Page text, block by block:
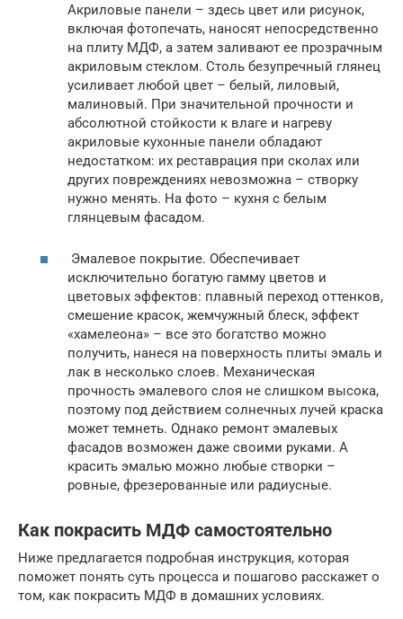
Акриловые панели – здесь цвет или рисунок,
включая фотопечать, наносят непосредственно
на плиту МДФ, а затем заливают ее прозрачным
акриловым стеклом. Столь безупречный глянец
усиливает любой цвет – белый, лиловый,
малиновый. При значительной прочности и
абсолютной стойкости к влаге и нагреву
акриловые кухонные панели обладают
недостатком: их реставрация при сколах или
других повреждениях невозможна – створку
нужно менять. На фото – кухня с белым
глянцевым фасадом.
Эмалевое покрытие. Обеспечивает
исключительно богатую гамму цветов и
цветовых эффектов: плавный переход оттенков,
смешение красок, жемчужный блеск, эффект
«хамелеона» – все это богатство можно
получить, нанеся на поверхность плиты эмаль и
лак в несколько слоев. Механическая
прочность эмалевого слоя не слишком высока,
поэтому под действием солнечных лучей краска
может темнеть. Однако ремонт эмалевых
фасадов возможен даже своими руками. А
красить эмалью можно любые створки –
ровные, фрезерованные или радиусные.
Как покрасить МДФ самостоятельно
Ниже предлагается подробная инструкция, которая
поможет понять суть процесса и пошагово расскажет о
том, как покрасить МДФ в домашних условиях.